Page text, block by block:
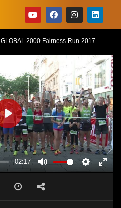
GLOBAL 2000 Fairness-Run 2017
-02:17
MUTE SETTINGS
PLAY